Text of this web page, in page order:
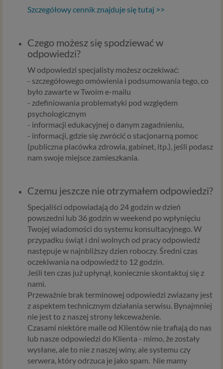
Szczegółowy cennik znajduje się tutaj >>
Czego możesz się spodziewać w
odpowiedzi?
W odpowiedzi specjalisty możesz oczekiwać:
- szczegółowego omówienia i podsumowania tego, co
było zawarte w Twoim e-mailu
- zdefiniowania problematyki pod względem
psychologicznym
- informacji edukacyjnej o danym zagadnieniu,
- informacji, gdzie się zwrócić o stacjonarną pomoc
(publiczna placówka zdrowia, gabinet, itp.), jeśli podasz
nam swoje miejsce zamieszkania.
Czemu jeszcze nie otrzymałem odpowiedzi?
Specjaliści odpowiadają do 24 godzin w dzień
powszedni lub 36 godzin w weekend po wpłynięciu
Twojej wiadomości do systemu konsultacyjnego. W
przypadku świąt i dni wolnych od pracy odpowiedź
następuje w najnbliższy dzien roboczy. Średni czas
oczekiwania na odpowiedź to 12 godzin.
Jeśli ten czas już upłynął, koniecznie skontaktuj się z
nami.
Przeważnie brak terminowej odpowiedzi zwiazany jest
z aspektem technicznym działania serwisu. Bynajmniej
nie jest to z naszej strony lekceważenie.
Czasami niektóre maile od Klientów nie trafiają do nas
lub nasze odpowiedzi do Klienta - mimo, że zostały
wysłane, ale to nie z naszej winy, ale systemu czy
serwera, który odrzuca je jako spam. Nie mamy
Psychology Consulting Aneta Styńska (serwis
Psychorada.pl) i Zaufanych Partnerów Twoich danych
Ciebie ze stron i aplikacji internetowych dostarczanych
przez Psychorada.pl w celach marketingowych
(obejmujących niezbędne działania analityczne i
zestawianie w profile marketingowe na podstawie Twojej
aktywności na stronach internetowych) w tym ich
przetwarzanie w plikach cookies itp. instalowanych na
Twoich urządzeniach i odczytywanych z tych plików przez
podmioty z Psychology Consulting (serwis Psychorada.pl)
i Zaufanych Partnerów możesz w łatwy sposób wyrazić tę
zgodę, klikając w przycisk „Przejdź do serwisu” lub
zamykając to okno.
Jeśli nie chcesz wyrazić opisanej wyżej zgody lub w
zaawansowane”. Wyrażenie zgody jest dobrowolne. W
każdym momencie możesz także edytować Twoje
preferencje w zakresie udzielonej zgody, w tym nawet
wycofać ją całkowicie.
Powyższa zgoda dotyczy przetwarzania w celach
marketingowych innych niż własne cele podmiotów z
Psychology Consulting. Informujemy jednocześnie, iż
Psychology Consulting w ramach udostępnianych przez
siebie usług internetowych przetwarzać będą Twoje dane
we własnych celach marketingowych opisanych
szczegółowo powyżej w oparciu o ich prawnie
uzasadniony interes, jako administratora.
Zgoda na instalowanie plików cookies itp. na
Twoich urządzeniach i dostęp do tych plików.
Na naszych stronach internetowych i w aplikacjach